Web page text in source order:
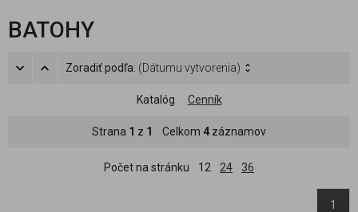
BATOHY
Zoradiť podľa: (Dátumu vytvorenia)
Katalóg Cenník
Strana 1 z 1 Celkom 4 záznamov
Počet na stránku 12 24 36
1